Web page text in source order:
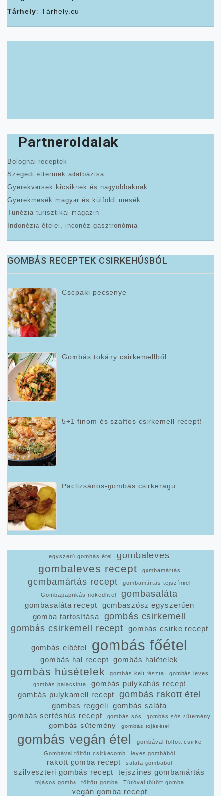
Tárhely: Tárhely.eu
Partneroldalak
Bolognai receptek
Szegedi éttermek adatbázisa
Gyerekversek kicsiknek és nagyobbaknak
Gyerekmesék magyar és külföldi mesék
Tunézia turisztikai magazin
Indonézia ételei, indonéz gasztronómia
GOMBÁS RECEPTEK CSIRKEHÚSBÓL
Csopaki pecsenye
Gombás tokány csirkemellből
5+1 finom és szaftos csirkemell recept!
Padlizsános-gombás csirkeragu
egyszerű gombás étel gombaleves
gombaleves recept gombamártás
gombamártás recept gombamártás tejszínnel
Gombapaprikás nokedlivel gombasaláta
gombasaláta recept
gombaszósz egyszerűen
gomba tartósítása
gombás csirkemell
gombás csirkemell recept
gombás csirke recept
gombás előétel gombás főétel
gombás hal recept gombás halételek
gombás húsételek gombás kelt tészta
gombás leves
gombás palacsinta
gombás pulykahús recept
gombás pulykamell recept
gombás rakott étel
gombás reggeli
gombás saláta
gombás sertéshús recept
gombás sós gombás sós sütemény
gombás sütemény gombás tojásétel
gombás vegán étel
gombával töltött csirke
Gombával töltött csirkecomb
leves gombából
rakott gomba recept saláta gombából
szilveszteri gombás recept tejszínes gombamártás
tojásos gomba töltött gomba Túróval töltött gomba
vegán gomba recept